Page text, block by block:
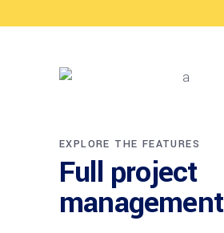
EXPLORE THE FEATURES
Full project
management